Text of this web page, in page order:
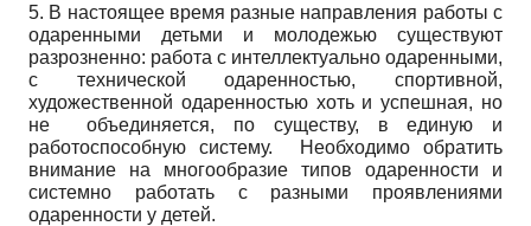
5. В настоящее время разные направления работы с
одаренными детьми и молодежью существуют
разрозненно: работа с интеллектуально одаренными,
с технической одаренностью, спортивной,
художественной одаренностью хоть и успешная, но
не объединяется, по существу, в единую и
работоспособную систему. Необходимо обратить
внимание на многообразие типов одаренности и
системно работать с разными проявлениями
одаренности у детей.